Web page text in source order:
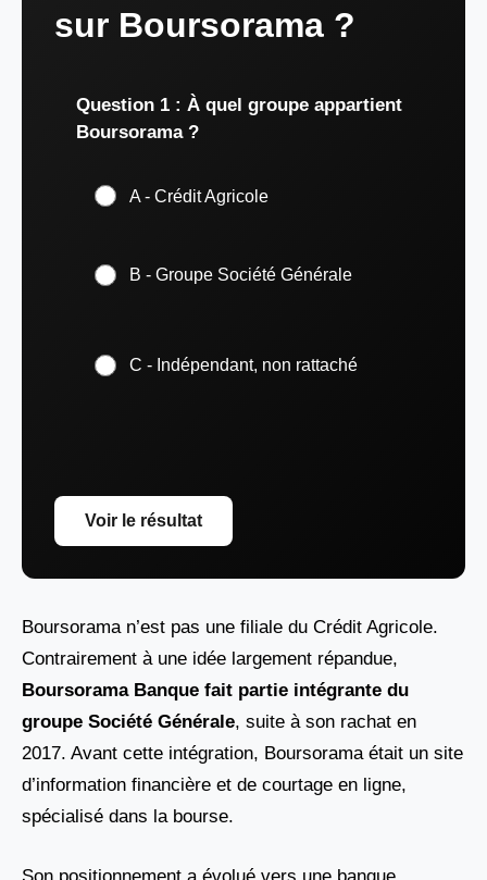
sur Boursorama ?
Question 1 : À quel groupe appartient
Boursorama ?
A - Crédit Agricole
B - Groupe Société Générale
C - Indépendant, non rattaché
Voir le résultat
Boursorama n’est pas une filiale du Crédit Agricole.
Contrairement à une idée largement répandue,
Boursorama Banque fait partie intégrante du
groupe Société Générale, suite à son rachat en
2017. Avant cette intégration, Boursorama était un site
d’information financière et de courtage en ligne,
spécialisé dans la bourse.
Son positionnement a évolué vers une banque